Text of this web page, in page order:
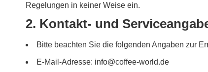
Regelungen in keiner Weise ein.
2. Kontakt- und
Bitte beachten Sie die folgenden Angaben zur
E-Mail-Adresse: info@coffee-world.de